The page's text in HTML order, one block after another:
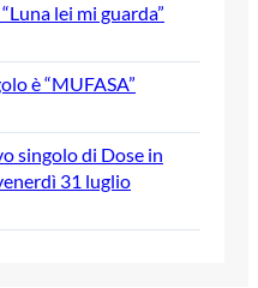
lei mi guarda”
è “MUFASA”
singolo di Dose in
31 luglio